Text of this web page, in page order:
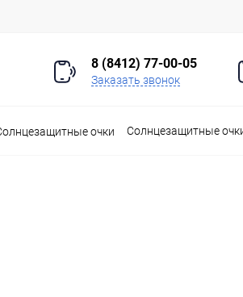
8 (8412) 77-00-05
Заказать звонок
Солнцезащитные